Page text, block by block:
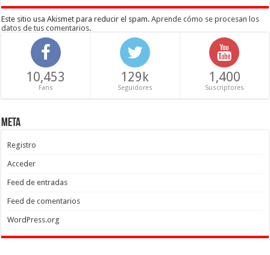
Este sitio usa Akismet para reducir el spam.Aprende cómo se procesan los
datos de tus comentarios.
10,453
Fans
129k
Seguidores
1,400
Suscriptores
Meta
Registro
Acceder
Feed de entradas
Feed de comentarios
WordPress.org